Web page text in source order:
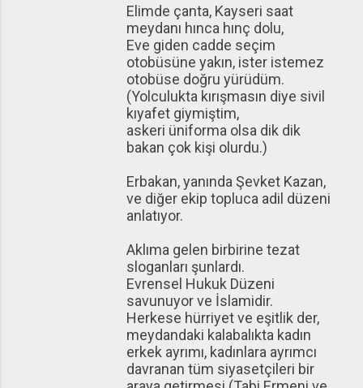
Elimde çanta, Kayseri saat
meydanı hınca hınç dolu,
Eve giden cadde seçim
otobüsüne yakın, ister istemez
otobüse doğru yürüdüm.
(Yolculukta kırışmasın diye sivil
kıyafet giymiştim,
askeri üniforma olsa dik dik
bakan çok kişi olurdu.)
Erbakan, yanında Şevket Kazan,
ve diğer ekip topluca adil düzeni
anlatıyor.
Aklıma gelen birbirine tezat
sloganları şunlardı.
Evrensel Hukuk Düzeni
savunuyor ve İslamidir.
Herkese hürriyet ve eşitlik der,
meydandaki kalabalıkta kadın
erkek ayrımı, kadınlara ayrımcı
davranan tüm siyasetçileri bir